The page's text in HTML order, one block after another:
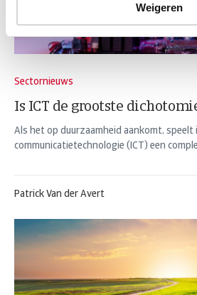
Weigeren
Sectornieuws
Is ICT de grootste
Als het op duurzaamheid aankomt,
communicatietechnologie (ICT) een
Patrick Van der Avert